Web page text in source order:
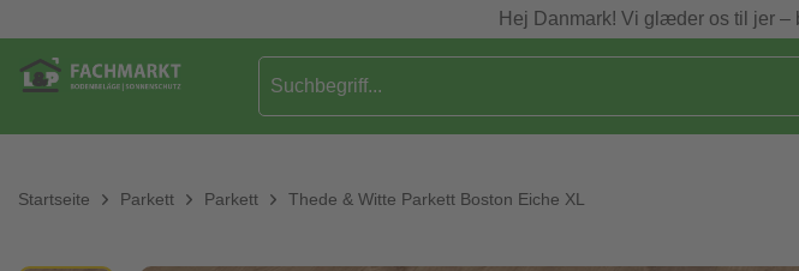
Hej Danmark! Vi glæder os til jer
Startseite Parkett Parkett Thede & Witte Parkett Boston Eiche XL